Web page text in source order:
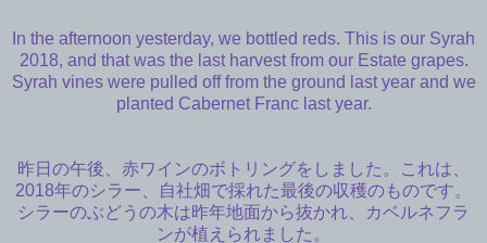
In the afternoon yesterday, we bottled reds. This is our Syrah
2018, and that was the last harvest from our Estate grapes.
Syrah vines were pulled off from the ground last year and we
planted Cabernet Franc last year.
昨日の午後、赤ワインのボトリングをしました。これは、
2018年のシラー、自社畑で採れた最後の収穫のものです。
シラーのぶどうの木は昨年地面から抜かれ、カベルネフラ
ンが植えられました。